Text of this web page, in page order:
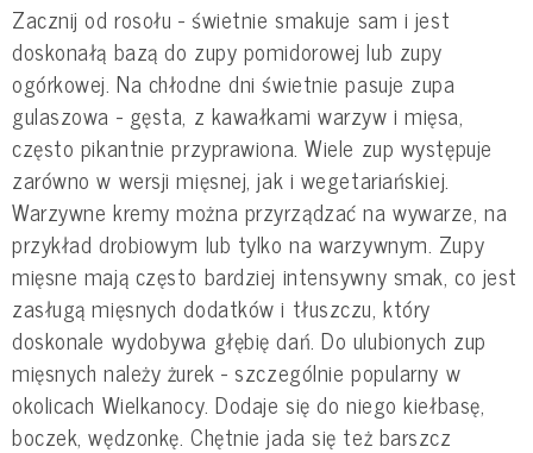
Zacznij od rosołu - świetnie smakuje sam i jest
doskonałą bazą do zupy pomidorowej lub zupy
ogórkowej. Na chłodne dni świetnie pasuje zupa
gulaszowa - gęsta, z kawałkami warzyw i mięsa,
często pikantnie przyprawiona. Wiele zup występuje
zarówno w wersji mięsnej, jak i wegetariańskiej.
Warzywne kremy można przyrządzać na wywarze, na
przykład drobiowym lub tylko na warzywnym. Zupy
mięsne mają często bardziej intensywny smak, co jest
zasługą mięsnych dodatków i tłuszczu, który
doskonale wydobywa głębię dań. Do ulubionych zup
mięsnych należy żurek - szczególnie popularny w
okolicach Wielkanocy. Dodaje się do niego kiełbasę,
boczek, wędzonkę. Chętnie jada się też barszcz